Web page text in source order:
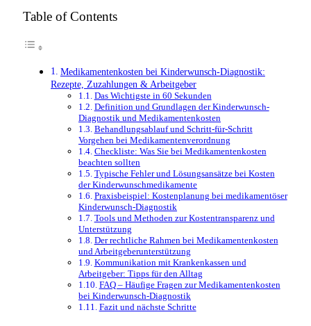
Table of Contents
Medikamentenkosten bei Kinderwunsch-Diagnostik:
Rezepte, Zuzahlungen & Arbeitgeber
Das Wichtigste in 60 Sekunden
Definition und Grundlagen der Kinderwunsch-
Diagnostik und Medikamentenkosten
Behandlungsablauf und Schritt-für-Schritt
Vorgehen bei Medikamentenverordnung
Checkliste: Was Sie bei Medikamentenkosten
beachten sollten
Typische Fehler und Lösungsansätze bei Kosten
der Kinderwunschmedikamente
Praxisbeispiel: Kostenplanung bei medikamentöser
Kinderwunsch-Diagnostik
Tools und Methoden zur Kostentransparenz und
Unterstützung
Der rechtliche Rahmen bei Medikamentenkosten
und Arbeitgeberunterstützung
Kommunikation mit Krankenkassen und
Arbeitgeber: Tipps für den Alltag
FAQ – Häufige Fragen zur Medikamentenkosten
bei Kinderwunsch-Diagnostik
Fazit und nächste Schritte